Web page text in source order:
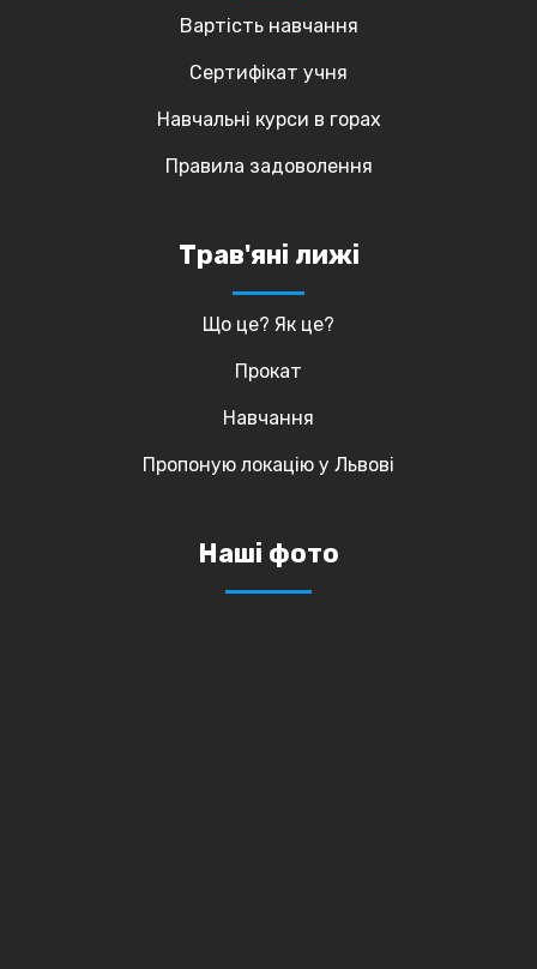
Вартість навчання
Сертифікат учня
Навчальні курси в горах
Правила задоволення
Трав'яні лижі
Що це? Як це?
Прокат
Навчання
Пропоную локацію у Львові
Наші фото